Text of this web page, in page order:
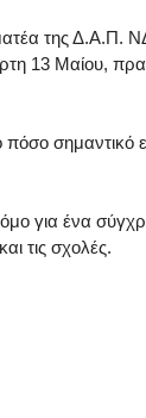
της Δ.Α.Π.
13 Μαίου,
σημαντικό
για ένα
τις σχολές.